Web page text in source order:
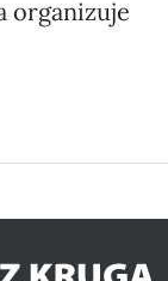
organizuje